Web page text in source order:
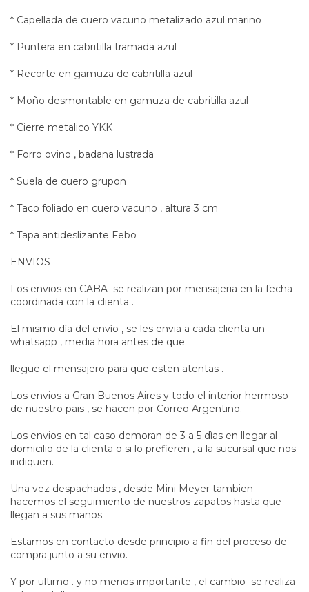
* Capellada de cuero vacuno metalizado azul marino
* Puntera en cabritilla tramada azul
* Recorte en gamuza de cabritilla azul
* Moño desmontable en gamuza de cabritilla azul
* Cierre metalico YKK
* Forro ovino , badana lustrada
* Suela de cuero grupon
* Taco foliado en cuero vacuno , altura 3 cm
* Tapa antideslizante Febo
ENVIOS
Los envios en CABA se realizan por mensajeria en la fecha
coordinada con la clienta .
El mismo dìa del envìo , se les envia a cada clienta un
whatsapp , media hora antes de que
llegue el mensajero para que esten atentas .
Los envios a Gran Buenos Aires y todo el interior hermoso
de nuestro pais , se hacen por Correo Argentino.
Los envios en tal caso demoran de 3 a 5 dìas en llegar al
domicilio de la clienta o si lo prefieren , a la sucursal que nos
indiquen.
Una vez despachados , desde Mini Meyer tambien
hacemos el seguimiento de nuestros zapatos hasta que
llegan a sus manos.
Estamos en contacto desde principio a fin del proceso de
compra junto a su envio.
Y por ultimo . y no menos importante , el cambio se realiza